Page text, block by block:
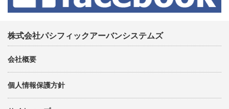
株式会社パシフィックアーバンシステムズ
会社概要
個人情報保護方針